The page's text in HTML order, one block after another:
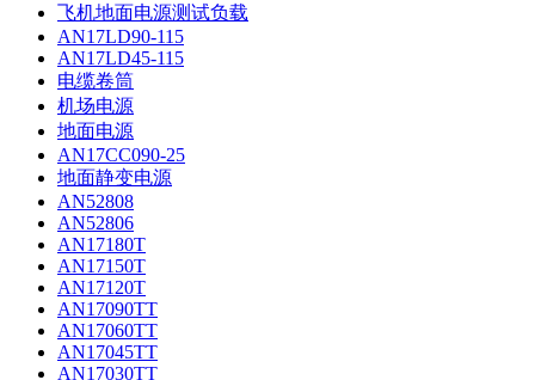
飞机地面电源测试负载
AN17LD90-115
AN17LD45-115
电缆卷筒
机场电源
地面电源
AN17CC090-25
地面静变电源
AN52808
AN52806
AN17180T
AN17150T
AN17120T
AN17090TT
AN17060TT
AN17045TT
AN17030TT